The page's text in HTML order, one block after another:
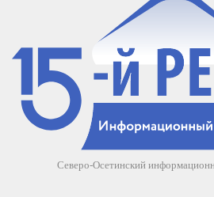
Северо-Осетинский